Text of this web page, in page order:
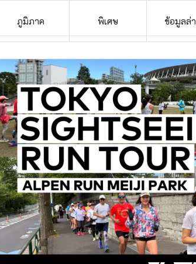
ภูมิภาค พิเศษ ข้อมูลล่